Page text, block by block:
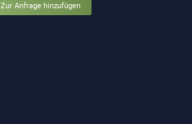
Zur Anfrage hinzufügen